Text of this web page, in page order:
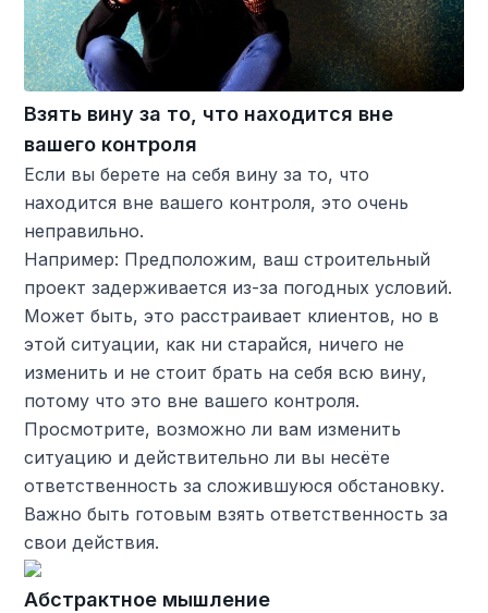
Взять вину за то, что находится вне
вашего контроля
Если вы берете на себя вину за то, что
находится вне вашего контроля, это очень
неправильно.
Например: Предположим, ваш строительный
проект задерживается из-за погодных условий.
Может быть, это расстраивает клиентов, но в
этой ситуации, как ни старайся, ничего не
изменить и не стоит брать на себя всю вину,
потому что это вне вашего контроля.
Просмотрите, возможно ли вам изменить
ситуацию и действительно ли вы несёте
ответственность за сложившуюся обстановку.
Важно быть готовым взять ответственность за
свои действия.
Абстрактное мышление